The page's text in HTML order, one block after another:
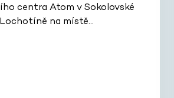
centra Atom v Sokolovské
na místě…